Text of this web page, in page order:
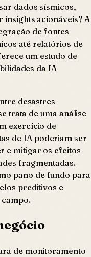
dados sísmicos,
acionáveis? A
de fontes
até relatórios de
um estudo de
da IA
desastres
trata de uma análise
exercício de
de IA poderiam ser
e mitigar os efeitos
fragmentadas.
pano de fundo para
preditivos e
campo.
de monitoramento